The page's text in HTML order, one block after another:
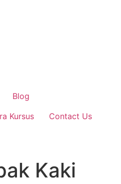
Blog
Kursus
Contact Us
Kaki